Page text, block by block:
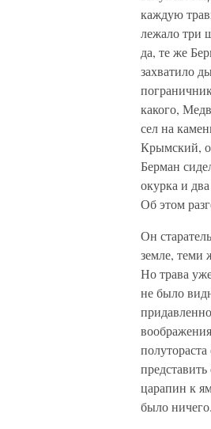
каждую
лежало три
да, те же
захватило
какого,
сел на
Крымский,
Берман
окурка и
Об этом
Он
земле, теми
Но трава
не было
царапин к
было ничего.